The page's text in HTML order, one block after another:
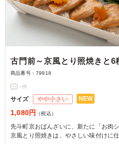
古門前～京風とり照焼きと6
商品番号： 79918
-件
サイズ やや小さい NEW
1,080円 （税込）
先斗町京おばんざいに、新たに「お肉
京風とり照焼きは、やさしい味付けに